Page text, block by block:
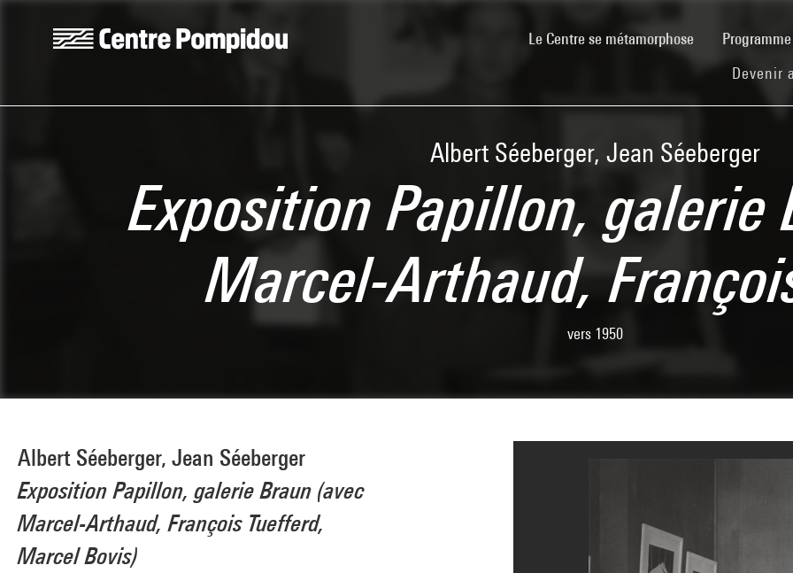
Le Centre se métamorphose(current)Programme
Devenir
Albert Séeberger, Jean Séeberger
Exposition Papillon, galerie
Marcel-Arthaud,
vers 1950
Albert Séeberger, Jean Séeberger
Exposition Papillon, galerie Braun (avec
Marcel-Arthaud, François Tuefferd,
Marcel Bovis)